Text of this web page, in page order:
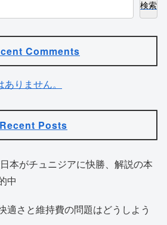
検索
Comments
りません。
Recent Posts
本がチュニジアに快勝、解説の本
中
適さと維持費の問題はどうしよう